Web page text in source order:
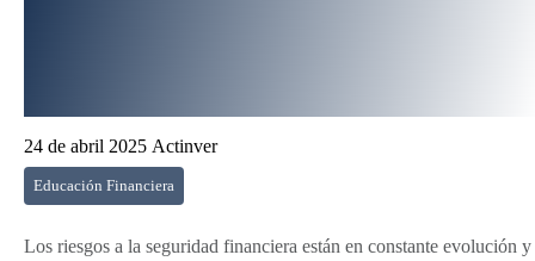
24 de abril 2025 Actinver
Educación Financiera
Los riesgos a la seguridad financiera están en constante evolución y